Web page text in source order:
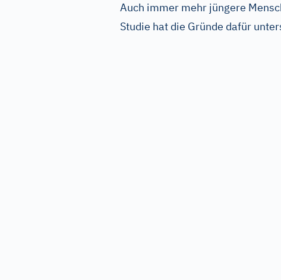
Auch immer mehr jüngere
Studie hat die Gründe dafür